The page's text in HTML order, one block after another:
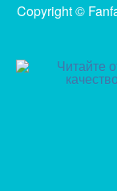
Copyright ©